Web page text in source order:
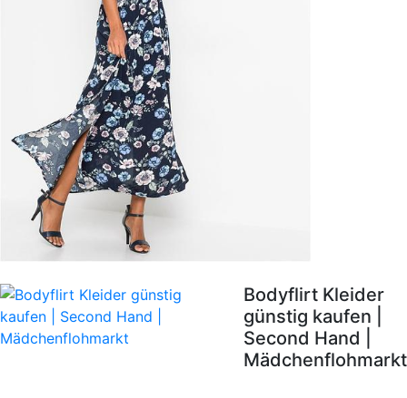
Bodyflirt Kleider
günstig kaufen |
Second Hand |
Mädchenflohmarkt